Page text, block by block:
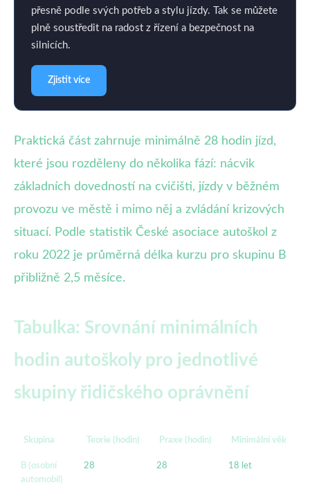
přesně podle svých potřeb a stylu jízdy. Tak se můžete
plně soustředit na radost z řízení a bezpečnost na
silnicích.
Zjistit více
Praktická část zahrnuje minimálně 28 hodin jízd,
které jsou rozděleny do několika fází: nácvik
základních dovedností na cvičišti, jízdy v běžném
provozu ve městě i mimo něj a zvládání krizových
situací. Podle statistik České asociace autoškol z
roku 2022 je průměrná délka kurzu pro skupinu B
přibližně 2,5 měsíce.
Tabulka: Srovnání minimálních
hodin autoškoly pro jednotlivé
skupiny řidičského oprávnění
Skupina Teorie (hodin) Praxe (hodin) Minimální věk
B (osobní
automobil)
28 28 18 let